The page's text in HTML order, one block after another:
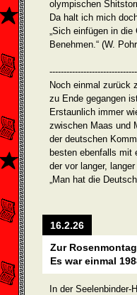
olympischen
Da halt ich mich
„Sich einfügen in
Benehmen.“ (W.
Noch einmal zurück
zu Ende gegangen
Erstaunlich immer
zwischen Maas und
der deutschen
besten ebenfalls mit
der vor langer,
„Man hat die
16.2.26
Zur
Es war einmal
In der Seelenbinder-